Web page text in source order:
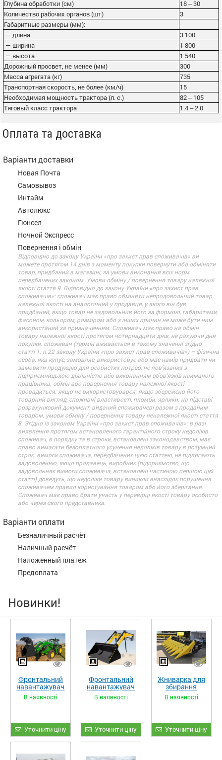
Глубина обработки (см)
18 ‒ 30
Количество рабочих органов (шт)
3
Габаритные размеры (мм):
— длина
3 100
— ширина
1 800
— высота
1 540
Дорожный просвет, не менее (мм)
300
Масса агрегата (кг)
735
Транспортная скорость, не более (км/ч)
15
Необходимая мощность трактора (л. с.)
82 ‒ 105
Тяговый класс трактора
1.4 ‒ 2.0
Оплата та доставка
Варіанти доставки
Новая Почта
Самовывоз
Интайм
Автолюкс
Гюнсел
Ночной Экспресс
Повернення і обмін
Відповідно до закону України «про захист прав споживачів» ви
можете протягом 14 днів з моменту покупки повернути або обміняти
товар, придбаний в магазині, за умови виконання всіх норм
передбачених законом. Умови обміну / повернення товару належної
якості стаття 9. Відповідно до закону України «про захист прав
споживачів»: споживач має право обміняти непродовольчий товар
належної якості на аналогічний у продавця, у якого він був
придбаний, якщо товар не задовольнив його за формою, габаритами,
фасоном, кольором, розміром або з інших причин не може бути ним
використаний за призначенням. Споживач має право на обмін
товару належної якості протягом чотирнадцяти днів, не рахуючи дня
покупки. споживач (термін вживається в такому значенні згідно
статті 1. п.22 закону України «про захист прав споживачів») – фізична
особа, яка купує, замовляє, використовує або має намір придбати чи
замовити продукцію для особистих потреб, не пов’язаних з
підприємницькою діяльністю або виконанням обов’язків найманого
працівника. обмін або повернення товару належної якості
провадиться: якщо не використовувався; якщо збережено його
товарний вигляд, споживчі властивості, пломби, ярлики; на підставі
розрахунковий документ, виданий споживачеві разом з проданим
товаром. умови обміну / повернення товару неналежної якості стаття
8. Згідно із законом України «про захист прав споживачів»: в разі
виявлення протягом встановленого гарантійного строку недоліків
споживач, в порядку та в строки, встановлені законодавством, має
право вимагати безоплатного усунення недоліків товару в розумний
строк. вимоги споживача, передбачених цією статтею, не підлягають
задоволенню, якщо продавець, виробник (підприємство, що
задовольняє вимоги споживача, встановлені частиною першою цієї
статті) доведуть, що недоліки товару виникли внаслідок порушення
споживачем правил користування товаром або його зберігання.
Споживач має право брати участь у перевірці якості товару особисто
або через свого представника.
Варіанти оплати
Безналичный расчёт
Наличный расчёт
Наложенный платеж
Предоплата
Новинки!
Фронтальний
навантажувач
«STRONG XL»
В наявності
Уточнити ціну
Фронтальний
навантажувач
«STRONG»
В наявності
Уточнити ціну
Жниварка для
збирання
кукурудзи
ЖКИ-870
В наявності
Уточнити ціну